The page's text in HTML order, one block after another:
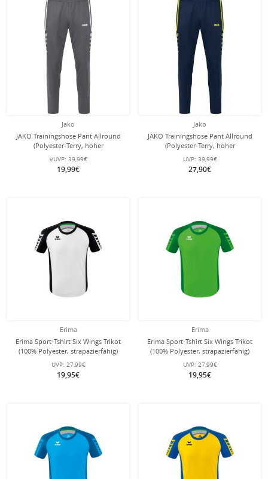
Jako
JAKO Trainingshose Pant Allround
(Polyester-Terry, hoher
Tragekomfort) lang anthrazitgrau
Kinder
eUVP: 39,99€
19,99€
Jako
JAKO Trainingshose Pant Allround
(Polyester-Terry, hoher
Tragekomfort) lang marineblau/gelb
Kinder
UVP: 39,99€
27,90€
Erima
Erima Sport-Tshirt Six Wings Trikot
(100% Polyester, strapazierfähig)
weiss/schwarz Kinder
UVP: 27,99€
19,95€
Erima
Erima Sport-Tshirt Six Wings Trikot
(100% Polyester, strapazierfähig)
grün/smaragd Kinder
UVP: 27,99€
19,95€